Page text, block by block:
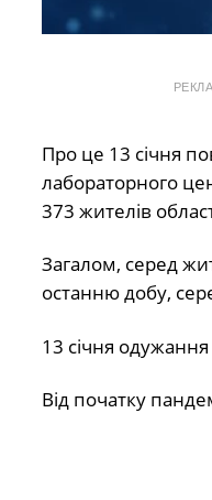
Про це 13 січня
лабораторного
373 жителів
Загалом, серед
останню добу,
13 січня одужання
Від початку